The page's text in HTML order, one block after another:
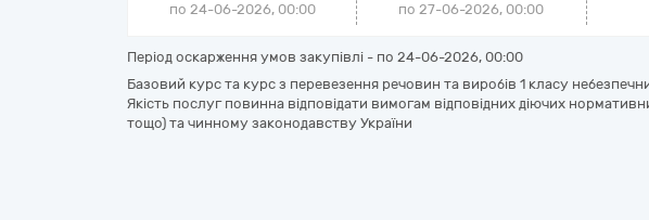
по 24-06-2026, 00:00
по 27-06-2026, 00:00
Період оскарження умов закупівлі - по 24-06-2026, 00:00
Базовий курс та курс з перевезення речовин та виробів 1 класу
Якість послуг повинна відповідати вимогам відповідних діючих
тощо) та чинному законодавству України